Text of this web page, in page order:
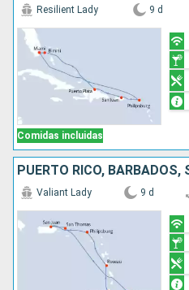
Comidas incluidas
Resilient Lady 9 d
Valiant Lady 9 d